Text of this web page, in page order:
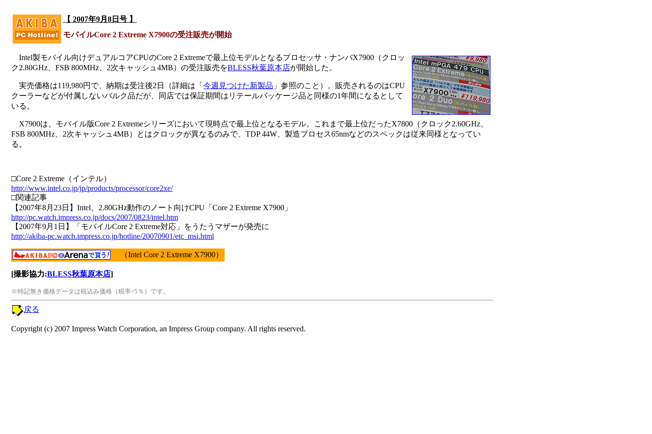
【 2007年9月8日号 】
モバイルCore 2 Extreme X7900の受注販売が開始
Intel製モバイル向けデュアルコアCPUのCore 2 Extremeで最上位モデルとなるプロセッサ・ナンバX7900（クロッ
ク2.80GHz、FSB 800MHz、2次キャッシュ4MB）の受注販売をBLESS秋葉原本店が開始した。
実売価格は119,980円で、納期は受注後2日（詳細は「 今週見つけた新製品 」参照のこと）。販売されるのはCPU
クーラーなどが付属しないバルク品だが、同店では保証期間はリテールパッケージ品と同様の1年間になるとして
いる。
X7900は、モバイル版Core 2 Extremeシリーズにおいて現時点で最上位となるモデル。これまで最上位だったX7800（クロック2.60GHz、
FSB 800MHz、2次キャッシュ4MB）とはクロックが異なるのみで、TDP 44W、製造プロセス65nmなどのスペックは従来同様となってい
る。
□Core 2 Extreme（インテル）
http://www.intel.co.jp/jp/products/processor/core2xe/
□関連記事
【2007年8月23日】Intel、2.80GHz動作のノート向けCPU「Core 2 Extreme X7900」
http://pc.watch.impress.co.jp/docs/2007/0823/intel.htm
【2007年9月1日】「モバイルCore 2 Extreme対応」をうたうマザーが発売に
http://akiba-pc.watch.impress.co.jp/hotline/20070901/etc_msi.html
（Intel Core 2 Extreme X7900）
[撮影協力:BLESS秋葉原本店]
※特記無き価格データは税込み価格（税率=5％）です。
戻る
Copyright (c) 2007 Impress Watch Corporation, an Impress Group company. All rights reserved.